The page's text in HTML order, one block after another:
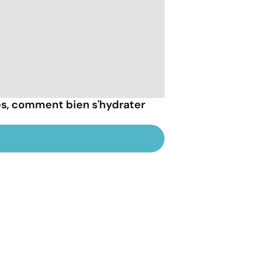
comment bien s'hydrater